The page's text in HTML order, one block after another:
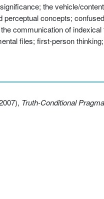
the vehicle/
concepts;
communication of
files; first-person
Truth-Conditional